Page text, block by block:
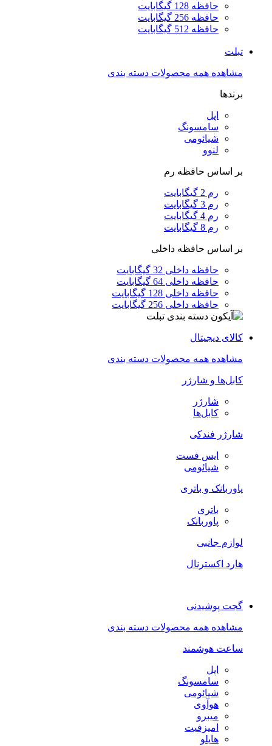
حافظه 128 گیگابایت
حافظه 256 گیگابایت
حافظه 512 گیگابایت
تبلت
مشاهده همه محصولات دسته بندی
برندها
اپل
سامسونگ
شیائومی
لنوو
بر اساس حافظه رم
رم 2 گیگابایت
رم 3 گیگابایت
رم 4 گیگابایت
رم 8 گیگابایت
بر اساس حافظه داخلی
حافظه داخلی 32 گیگابایت
حافظه داخلی 64 گیگابایت
حافظه داخلی 128 گیگابایت
حافظه داخلی 256 گیگابایت
کالای دیجیتال
مشاهده همه محصولات دسته بندی
کابل‌ها و شارژر
شارژر
کابل‌ها
شارژر فندکی
ایس فست
شیائومی
پاوربانک و باتری
باتری
پاوربانک
لوازم جانبی
هارد اکسترنال
گجت پوشیدنی
مشاهده همه محصولات دسته بندی
ساعت هوشمند
اپل
سامسونگ
شیائومی
هوآوی
میبرو
امیزفیت
هایلو